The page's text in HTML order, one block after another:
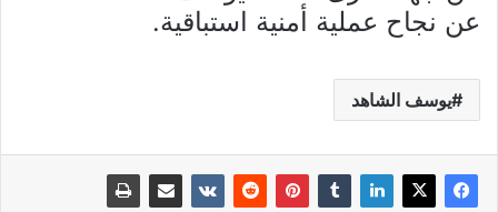
عن نجاح عملية أمنية استباقية.
يوسف الشاهد